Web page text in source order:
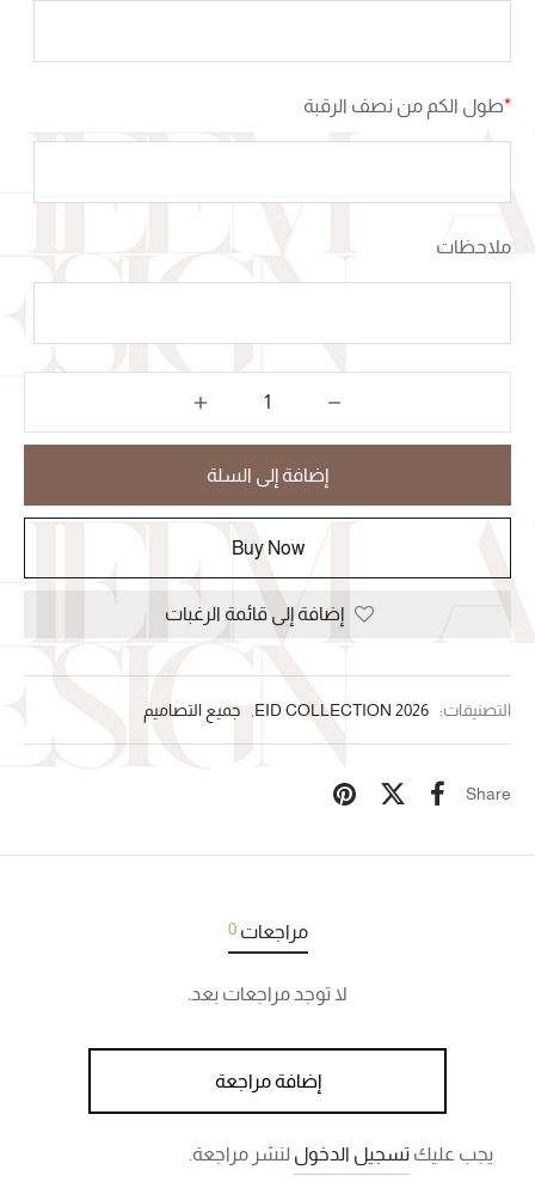
*طول الكم من نصف الرقبة
ملاحظات
إضافة إلى السلة
Buy Now
إضافة إلى قائمة الرغبات
التصنيفات: 2026 EID COLLECTION جميع التصاميم
Share
مراجعات0
لا توجد مراجعات بعد.
إضافة مراجعة
يجب عليك تسجيل الدخول لنشر مراجعة.